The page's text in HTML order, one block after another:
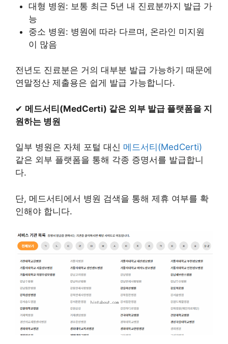
대형 병원: 보통 최근 5년 내 진료분까지 발급 가
능
중소 병원: 병원에 따라 다르며, 온라인 미지원
이 많음
전년도 진료분은 거의 대부분 발급 가능하기 때문에
연말정산 제출용은 쉽게 발급 가능합니다.
✔ 메드서티(MedCerti) 같은 외부 발급 플랫폼을 지
원하는 병원
일부 병원은 자체 포털 대신 메드서티(MedCerti)
같은 외부 플랫폼을 통해 각종 증명서를 발급합니
다.
단, 메드서티에서 병원 검색을 통해 제휴 여부를 확
인해야 합니다.